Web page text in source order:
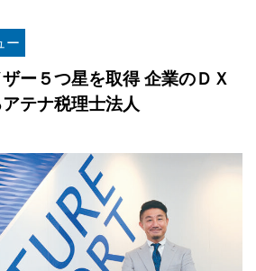
ー
ー５つ星を取得 企業のＤＸ
テナ税理士法人